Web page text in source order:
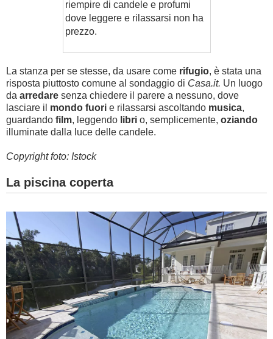
riempire di candele e profumi
dove leggere e rilassarsi non ha
prezzo.
La stanza per se stesse, da usare come rifugio, è stata una
risposta piuttosto comune al sondaggio di Casa.it. Un luogo
da arredare senza chiedere il parere a nessuno, dove
lasciare il mondo fuori e rilassarsi ascoltando musica,
guardando film, leggendo libri o, semplicemente, oziando
illuminate dalla luce delle candele.
Copyright foto: Istock
La piscina coperta